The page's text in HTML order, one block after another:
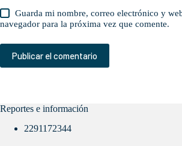
Guarda mi nombre, correo electrónico y
navegador para la próxima vez que comente.
Publicar el comentario
Reportes e información
2291172344